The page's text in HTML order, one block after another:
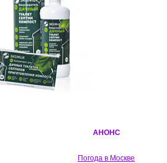
АНОНС
Погода в Москве